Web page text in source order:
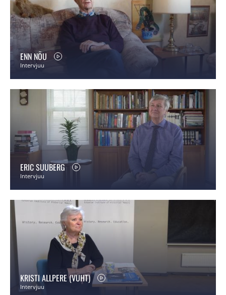
ENN NÕU
Intervjuu
ERIC SUUBERG
Intervjuu
KRISTI ALLPERE (VUHT)
Intervjuu